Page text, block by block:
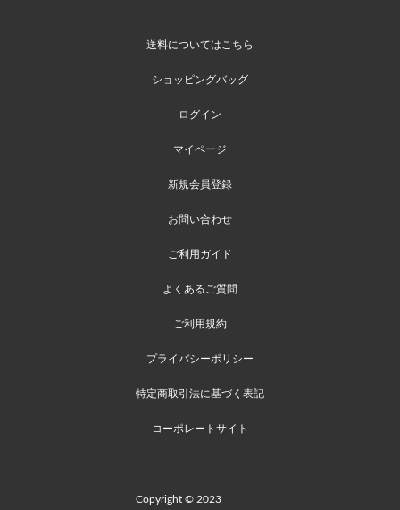
送料についてはこちら
ショッピングバッグ
ログイン
マイページ
新規会員登録
お問い合わせ
ご利用ガイド
よくあるご質問
ご利用規約
プライバシーポリシー
特定商取引法に基づく表記
コーポレートサイト
Copyright © 2023